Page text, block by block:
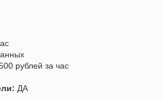
рублей за час
ДА